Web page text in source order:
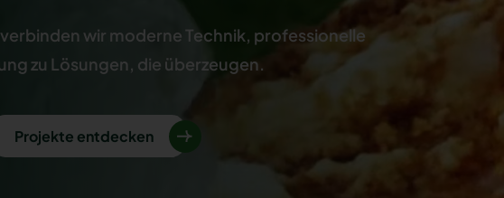
verbinden wir moderne Technik, professionelle
zu Lösungen, die überzeugen.
Projekte entdecken